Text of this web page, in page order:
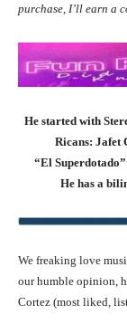
purchase, I’ll earn a
He started with
Ricans: Jafet
“El
He has a
We freaking love
our humble opinion,
Cortez (most liked,